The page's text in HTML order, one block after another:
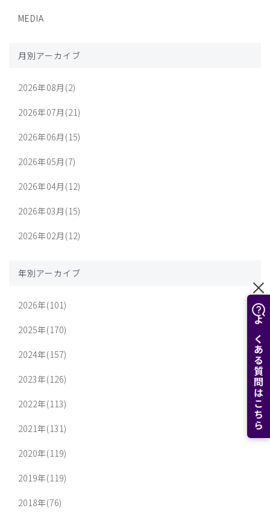
よくある質問はこちら
MEDIA
月別アーカイブ
2026年08月(2)
2026年07月(21)
2026年06月(15)
2026年05月(7)
2026年04月(12)
2026年03月(15)
2026年02月(12)
年別アーカイブ
2026年(101)
2025年(170)
2024年(157)
2023年(126)
2022年(113)
2021年(131)
2020年(119)
2019年(119)
2018年(76)